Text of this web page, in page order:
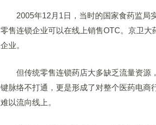
2005年12月1日，当时的国家食药监局
零售连锁企业可以在线上销售OTC。京卫
企业。
但传统零售连锁药店大多缺乏流量资源
键脉络不打通，更是形成了对整个医药电商
难以流向线上。